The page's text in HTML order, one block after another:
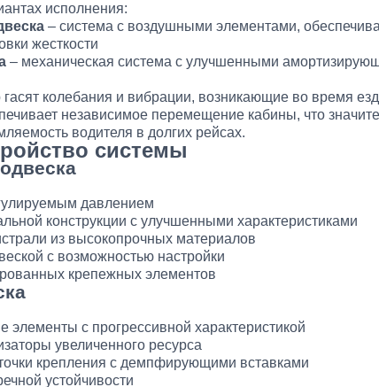
исполнения:
– система с воздушными элементами,
жесткости
– механическая система с улучшенными
колебания и вибрации, возникающие во время
независимое перемещение кабины, что
водителя в долгих рейсах.
системы
давлением
конструкции с улучшенными характеристиками
из высокопрочных материалов
с возможностью настройки
крепежных элементов
с прогрессивной характеристикой
увеличенного ресурса
крепления с демпфирующими вставками
устойчивости